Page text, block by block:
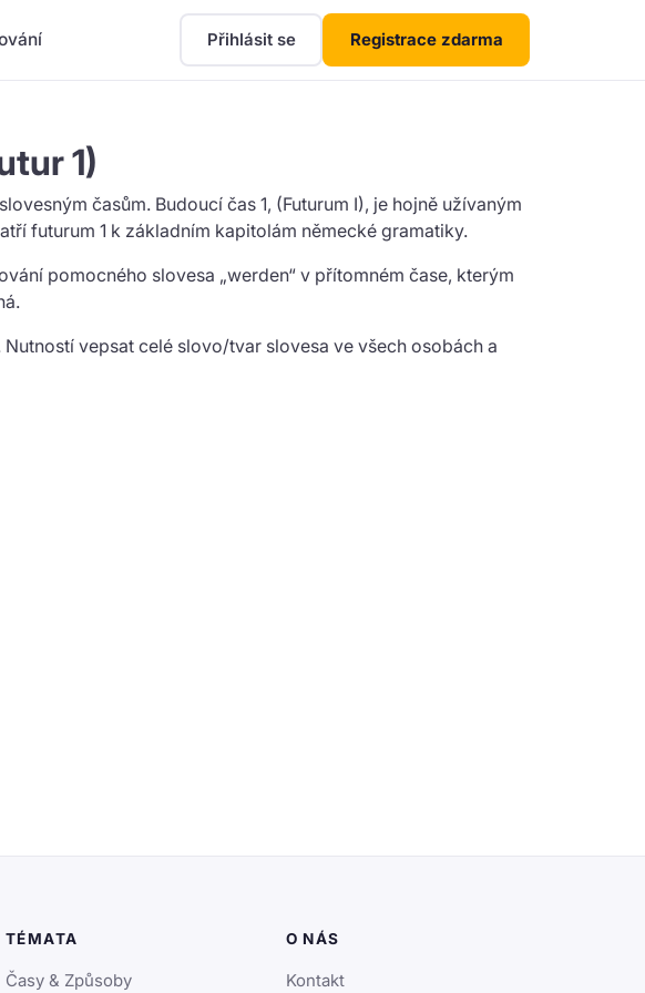
Přihlásit se Registrace zdarma
1)
časům. Budoucí čas 1, (Futurum I), je hojně užívaným
futurum 1 k základním kapitolám německé gramatiky.
pomocného slovesa „werden“ v přítomném čase, kterým
vepsat celé slovo/tvar slovesa ve všech osobách a
TÉMATA
Časy & Způsoby
O NÁS
Kontakt